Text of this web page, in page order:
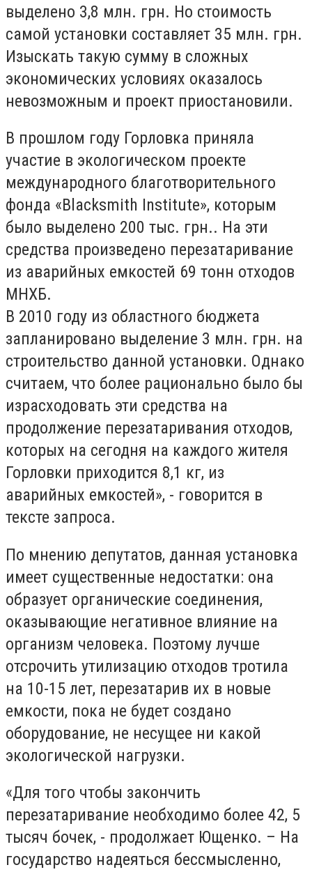
выделено 3,8 млн. грн. Но стоимость
самой установки составляет 35 млн. грн.
Изыскать такую сумму в сложных
экономических условиях оказалось
невозможным и проект приостановили.
В прошлом году Горловка приняла
участие в экологическом проекте
международного благотворительного
фонда «Blacksmith Institute», которым
было выделено 200 тыс. грн.. На эти
средства произведено перезатаривание
из аварийных емкостей 69 тонн отходов
МНХБ.
В 2010 году из областного бюджета
запланировано выделение 3 млн. грн. на
строительство данной установки. Однако
считаем, что более рационально было бы
израсходовать эти средства на
продолжение перезатаривания отходов,
которых на сегодня на каждого жителя
Горловки приходится 8,1 кг, из
аварийных емкостей», - говорится в
тексте запроса.
По мнению депутатов, данная установка
имеет существенные недостатки: она
образует органические соединения,
оказывающие негативное влияние на
организм человека. Поэтому лучше
отсрочить утилизацию отходов тротила
на 10-15 лет, перезатарив их в новые
емкости, пока не будет создано
оборудование, не несущее ни какой
экологической нагрузки.
«Для того чтобы закончить
перезатаривание необходимо более 42, 5
тысяч бочек, - продолжает Ющенко. – На
государство надеяться бессмысленно,